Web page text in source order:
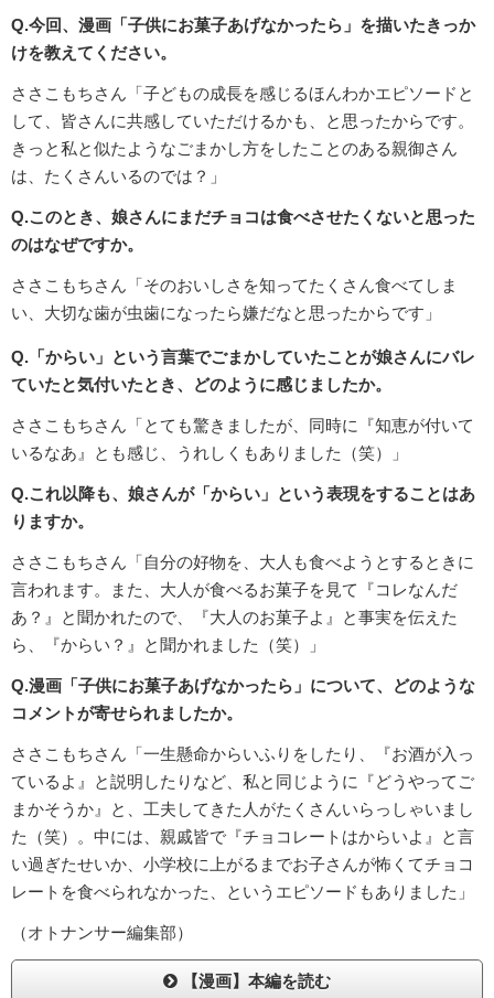
Q.今回、漫画「子供にお菓子あげなかったら」を描いたきっか
けを教えてください。
ささこもちさん「子どもの成長を感じるほんわかエピソードと
して、皆さんに共感していただけるかも、と思ったからです。
きっと私と似たようなごまかし方をしたことのある親御さん
は、たくさんいるのでは？」
Q.このとき、娘さんにまだチョコは食べさせたくないと思った
のはなぜですか。
ささこもちさん「そのおいしさを知ってたくさん食べてしま
い、大切な歯が虫歯になったら嫌だなと思ったからです」
Q.「からい」という言葉でごまかしていたことが娘さんにバレ
ていたと気付いたとき、どのように感じましたか。
ささこもちさん「とても驚きましたが、同時に『知恵が付いて
いるなあ』とも感じ、うれしくもありました（笑）」
Q.これ以降も、娘さんが「からい」という表現をすることはあ
りますか。
ささこもちさん「自分の好物を、大人も食べようとするときに
言われます。また、大人が食べるお菓子を見て『コレなんだ
あ？』と聞かれたので、『大人のお菓子よ』と事実を伝えた
ら、『からい？』と聞かれました（笑）」
Q.漫画「子供にお菓子あげなかったら」について、どのような
コメントが寄せられましたか。
ささこもちさん「一生懸命からいふりをしたり、『お酒が入っ
ているよ』と説明したりなど、私と同じように『どうやってご
まかそうか』と、工夫してきた人がたくさんいらっしゃいまし
た（笑）。中には、親戚皆で『チョコレートはからいよ』と言
い過ぎたせいか、小学校に上がるまでお子さんが怖くてチョコ
レートを食べられなかった、というエピソードもありました」
（オトナンサー編集部）
【漫画】本編を読む